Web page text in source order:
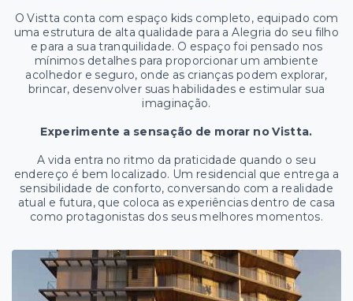
O Vistta conta com espaço kids completo, equipado com
uma estrutura de alta qualidade para a Alegria do seu filho
e para a sua tranquilidade. O espaço foi pensado nos
mínimos detalhes para proporcionar um ambiente
acolhedor e seguro, onde as crianças podem explorar,
brincar, desenvolver suas habilidades e estimular sua
imaginação.
Experimente a sensação de morar no Vistta.
A vida entra no ritmo da praticidade quando o seu
endereço é bem localizado. Um residencial que entrega a
sensibilidade de conforto, conversando com a realidade
atual e futura, que coloca as experiências dentro de casa
como protagonistas dos seus melhores momentos.